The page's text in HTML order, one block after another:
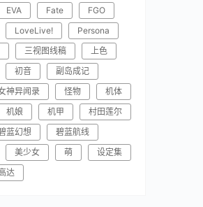
EVA Fate
FGO
LoveLive!
Persona
三视图线稿
上色
初音
副岛成记
神异闻录 怪物
机体
机娘 机甲
村田莲尔
蓝幻想
碧蓝航线
美少女 萌
设定集
达